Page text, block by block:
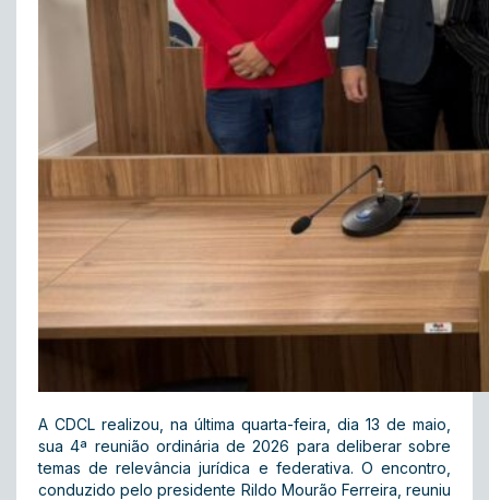
A CDCL realizou, na última quarta-feira, dia 13 de maio,
sua 4ª reunião ordinária de 2026 para deliberar sobre
temas de relevância jurídica e federativa. O encontro,
conduzido pelo presidente Rildo Mourão Ferreira, reuniu